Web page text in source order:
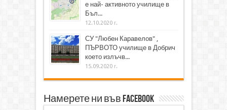
е най- активното училище в
Бъл...
12.10.2020 г.
СУ "Любен Каравелов" ,
ПЪРВОТО училище в Добрич
което излъчв...
15.09.2020 г.
Намерете ни във Facebook